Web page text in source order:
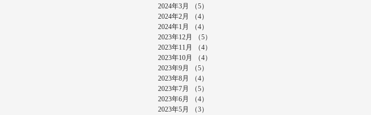
2024年3月
（5）
2024年2月
（4）
2024年1月
（4）
2023年12月
（5）
2023年11月
（4）
2023年10月
（4）
2023年9月
（5）
2023年8月
（4）
2023年7月
（5）
2023年6月
（4）
2023年5月
（3）